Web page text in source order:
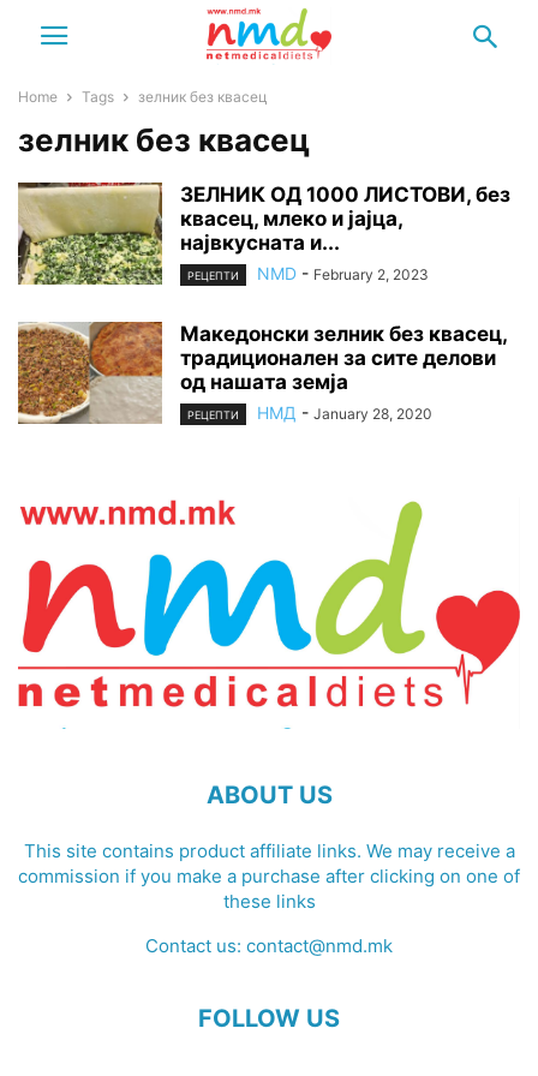
Home Tags зелник без квасец
зелник без квасец
ЗЕЛНИК ОД 1000 ЛИСТОВИ, без
квасец, млеко и јајца,
највкусната и...
РЕЦЕПТИ NMD - February 2, 2023
Македонски зелник без квасец,
традиционален за сите делови
од нашата земја
РЕЦЕПТИ НМД - January 28, 2020
ABOUT US
This site contains product affiliate links. We may receive a
commission if you make a purchase after clicking on one of
these links
Contact us: contact@nmd.mk
FOLLOW US